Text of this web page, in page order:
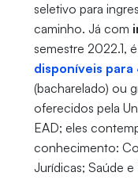
seletivo para
caminho. Já com
semestre 2022.1,
disponíveis para
(bacharelado) ou
oferecidos pela
EAD; eles
conhecimento:
Jurídicas; Saúde